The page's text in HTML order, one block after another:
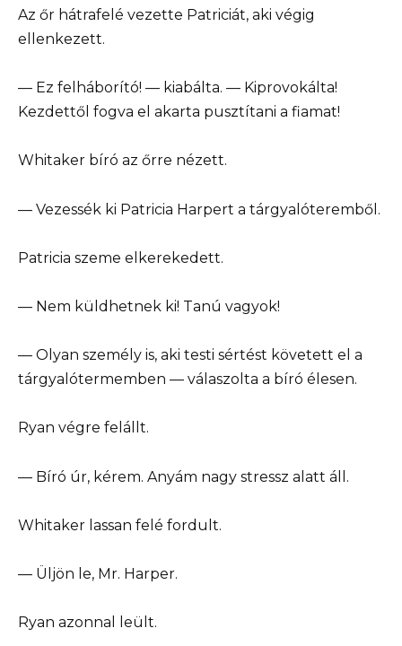
Az őr hátrafelé vezette Patriciát, aki végig
ellenkezett.
— Ez felháborító! — kiabálta. — Kiprovokálta!
Kezdettől fogva el akarta pusztítani a fiamat!
Whitaker bíró az őrre nézett.
— Vezessék ki Patricia Harpert a tárgyalóteremből.
Patricia szeme elkerekedett.
— Nem küldhetnek ki! Tanú vagyok!
— Olyan személy is, aki testi sértést követett el a
tárgyalótermemben — válaszolta a bíró élesen.
Ryan végre felállt.
— Bíró úr, kérem. Anyám nagy stressz alatt áll.
Whitaker lassan felé fordult.
— Üljön le, Mr. Harper.
Ryan azonnal leült.